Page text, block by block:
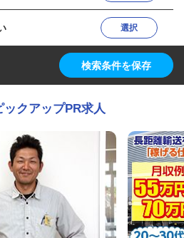
選択
検索条件を保存
ックアップPR求人